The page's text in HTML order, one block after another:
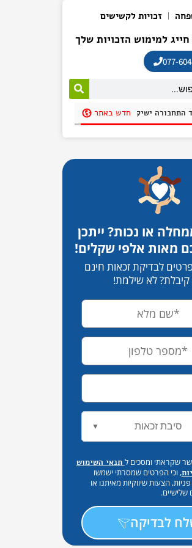
זכויות לקשישים
למימוש הזכויות שלך
077-
חדש באתר
או נכות? ייתכן
מאות אלפי שקלים!
לבדיקת זכאות חינם
לא שילמת!
סיבת זכאות ▼
שקראתי ומסכים ל תנאי השימוש
, וכי הפרטים שמסרתי ישמשו
הצעות שיווקיות מאיתנו או
שלישיים.
לבדיקה